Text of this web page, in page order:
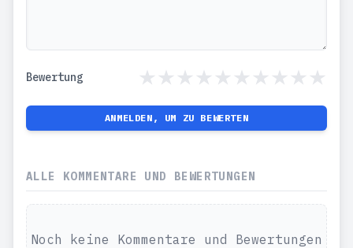
Bewertung
ANMELDEN, UM ZU BEWERTEN
ALLE KOMMENTARE UND BEWERTUNGEN
Noch keine Kommentare und Bewertungen